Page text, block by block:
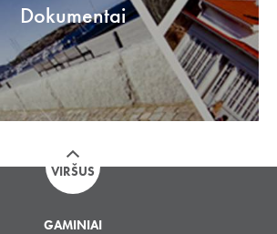
Dokumentai
VIRŠUS
GAMINIAI